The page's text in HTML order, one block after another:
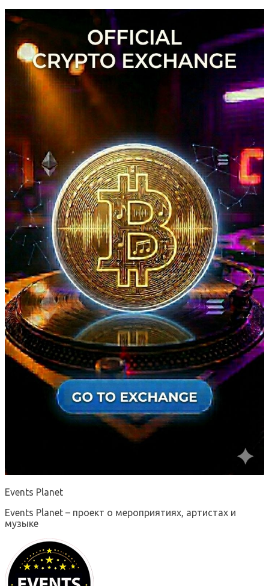
Events Planet
Events Planet – проект о мероприятиях, артистах и
музыке